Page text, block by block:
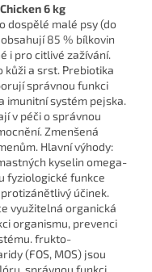
6 kg
dospělé malé psy (do
85 % bílkovin
i pro citlivé zažívání.
kůži a srst. Prebiotika
správnou funkci
imunitní systém pejska.
v péči o správnou
Zmenšená
Hlavní výhody:
kyselin omega-
fyziologické funkce
účinek.
využitelná organická
organismu, prevenci
frukto-
(FOS, MOS) jsou
správnou funkci